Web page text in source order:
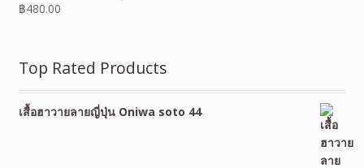
฿480.00
Top Rated Products
เสื้อฮาวายลายญี่ปุ่น Oniwa soto 44